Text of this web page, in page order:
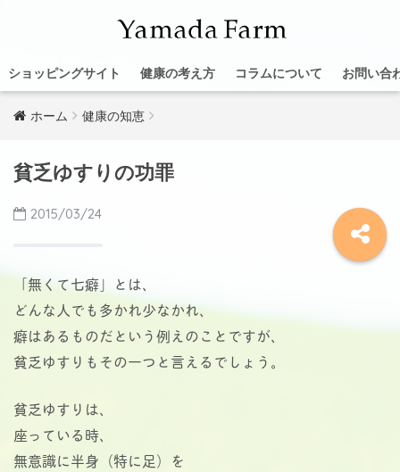
ショッピングサイト 健康の考え方 コラムについて お問い合
ホーム 健康の知恵
貧乏ゆすりの功罪
2015/03/24
「無くて七癖」とは、
どんな人でも多かれ少なかれ、
癖はあるものだという例えのことですが、
貧乏ゆすりもその一つと言えるでしょう。
貧乏ゆすりは、
座っている時、
無意識に半身（特に足）を